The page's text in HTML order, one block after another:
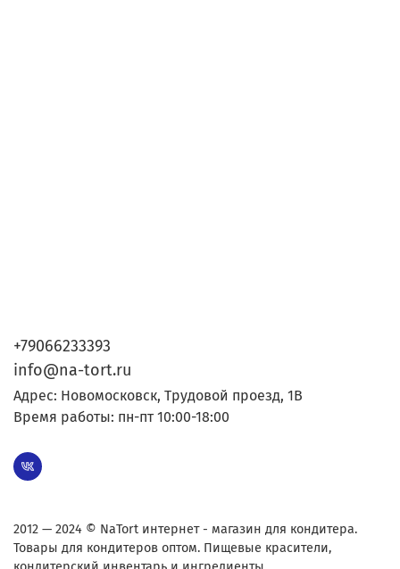
+79066233393
info@na-tort.ru
Адрес: Новомосковск, Трудовой проезд, 1В
Время работы: пн-пт 10:00-18:00
2012 — 2024 © NaTort интернет - магазин для кондитера.
Товары для кондитеров оптом. Пищевые красители,